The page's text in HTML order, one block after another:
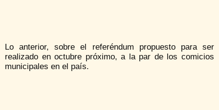
Lo anterior, sobre el referéndum propuesto para ser
realizado en octubre próximo, a la par de los comicios
municipales en el país.